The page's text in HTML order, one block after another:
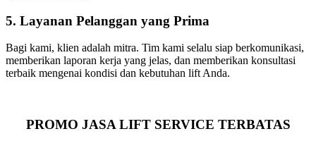
5. Layanan Pelanggan yang Prima
Bagi kami, klien adalah mitra. Tim kami selalu siap berkomunikasi,
memberikan laporan kerja yang jelas, dan memberikan konsultasi
terbaik mengenai kondisi dan kebutuhan lift Anda.
PROMO JASA LIFT SERVICE TERBATAS